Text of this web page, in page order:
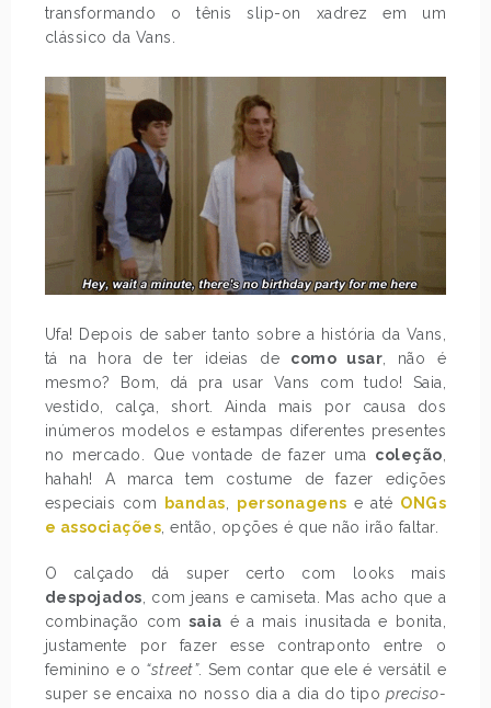
transformando o tênis slip-on xadrez em um
clássico da Vans.
Ufa! Depois de saber tanto sobre a história da Vans,
tá na hora de ter ideias de como usar, não é
mesmo? Bom, dá pra usar Vans com tudo! Saia,
vestido, calça, short. Ainda mais por causa dos
inúmeros modelos e estampas diferentes presentes
no mercado. Que vontade de fazer uma coleção,
hahah! A marca tem costume de fazer edições
especiais com
bandas, personagens e até ONGs
e associações, então, opções é que não irão faltar.
O calçado dá super certo com looks mais
despojados, com jeans e camiseta. Mas acho que a
combinação com saia é a mais inusitada e bonita,
justamente por fazer esse contraponto entre o
feminino e o “street”. Sem contar que ele é versátil e
super se encaixa no nosso dia a dia do tipopreciso-